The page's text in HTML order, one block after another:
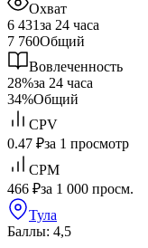
Охват
6 431за 24 часа
7 760Общий
Вовлеченность
28%за 24 часа
34%Общий
CPV
0.47 ₽за 1 просмотр
CPM
466 ₽за 1 000 просм.
Тула
Баллы: 4,5